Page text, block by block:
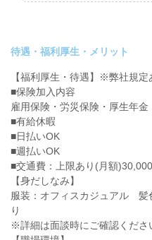
待遇・福利厚生・メリット
【福利厚生・待遇】※弊社規定
■保険加入内容
雇用保険・労災保険・厚生年金
■有給休暇
■日払いOK
■週払いOK
■交通費：上限あり(月額
【身だしなみ】
服装：オフィスカジュアル
り
※詳細は面談時にご確認くださ